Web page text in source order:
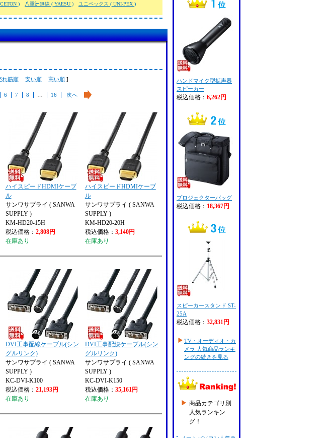
) 八重洲無線 ( YAESU ) ユニペックス ( UNI-PEX )
れ筋順 安い順 高い順 ]
6 7 8 16 次へ
ハイスピードHDMIケーブ
ル
サンワサプライ ( SANWA
SUPPLY )
KM-HD20-15H
税込価格： 2,808円
在庫あり
ハイスピードHDMIケーブ
ル
サンワサプライ ( SANWA
SUPPLY )
KM-HD20-20H
税込価格： 3,140円
在庫あり
DVI工事配線ケーブル(シン
グルリンク)
サンワサプライ ( SANWA
SUPPLY )
KC-DVI-K100
税込価格： 21,193円
在庫あり
DVI工事配線ケーブル(シン
グルリンク)
サンワサプライ ( SANWA
SUPPLY )
KC-DVI-K150
税込価格： 35,161円
在庫あり
ハンドマイク型拡声器
スピーカー
税込価格： 6,262円
プロジェクターバッグ
税込価格： 18,367円
スピーカースタンド ST-
25A
税込価格： 32,831円
TV・オーディオ・カ
メラ 人気商品ランキ
ングの続きを見る
商品カテゴリ別
人気ランキン
グ！